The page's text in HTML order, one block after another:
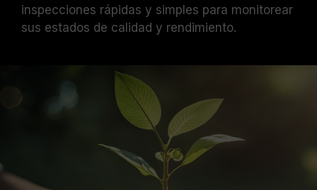
inspecciones rápidas y simples para monitorear
sus estados de calidad y rendimiento.